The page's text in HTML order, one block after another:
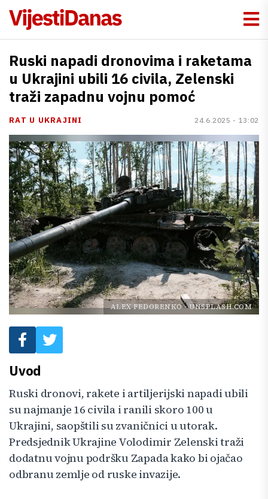
Ruski napadi dronovima i raketama
u Ukrajini ubili 16 civila, Zelenski
traži zapadnu vojnu pomoć
RAT U UKRAJINI 24.6.2025 - 13:02
ALEX FEDORENKO-UNSPLASH.COM
Uvod
Ruski dronovi, rakete i artiljerijski napadi ubili
su najmanje 16 civila i ranili skoro 100 u
Ukrajini, saopštili su zvaničnici u utorak.
Predsjednik Ukrajine Volodimir Zelenski traži
dodatnu vojnu podršku Zapada kako bi ojačao
odbranu zemlje od ruske invazije.